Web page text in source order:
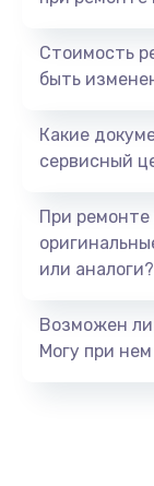
Стоимость
быть
Какие
сервисный
При ремонте
или аналоги?
Возможен
Могу при